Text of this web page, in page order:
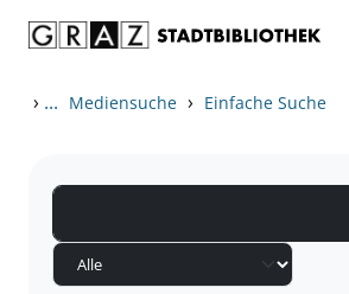
› ... Mediensuche › Einfache Suche